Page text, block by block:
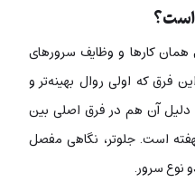
است؟
همان کارها و وظایف سرورهای
فرق که اولی روال بهینه‌تر و
دلیل آن هم در فرق اصلی بین
است. جلوتر، نگاهی مفصل
نوع سرور.